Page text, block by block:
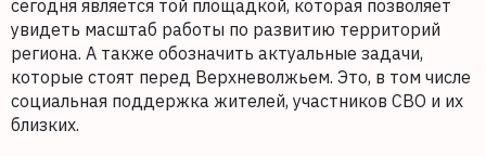
сегодня является той площадкой, которая позволяет
увидеть масштаб работы по развитию территорий
региона. А также обозначить актуальные задачи,
которые стоят перед Верхневолжьем. Это, в том числе
социальная поддержка жителей, участников СВО и их
близких.